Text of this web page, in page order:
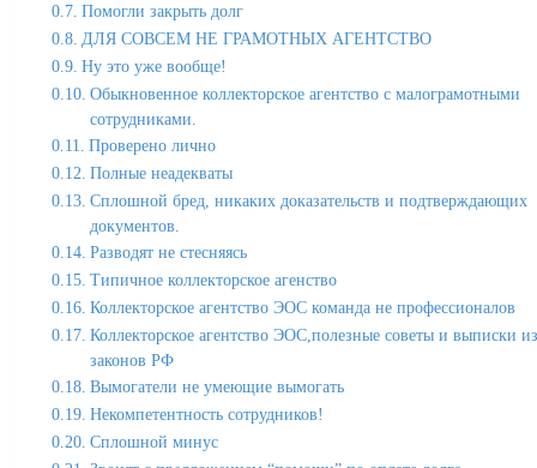
Помогли закрыть долг
ДЛЯ СОВСЕМ НЕ ГРАМОТНЫХ АГЕНТСТВО
Ну это уже вообще!
Обыкновенное коллекторское агентство с малограмотными
сотрудниками.
Проверено лично
Полные неадекваты
Сплошной бред, никаких доказательств и подтверждающих
документов.
Разводят не стесняясь
Типичное коллекторское агенство
Коллекторское агентство ЭОС команда не профессионалов
Коллекторское агентство ЭОС,полезные советы и выписки из
законов РФ
Вымогатели не умеющие вымогать
Некомпетентность сотрудников!
Сплошной минус